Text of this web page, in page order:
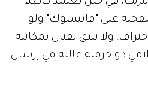
على "فايسبوك" ولو
ولا تليق بفنان بمكانته
ذو حرفية عالية في إرسال